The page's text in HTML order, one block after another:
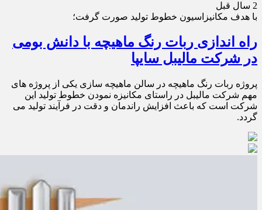
2 سال قبل
با هدف مکانیزاسیون خطوط تولید صورت گرفت؛
راه اندازی ربات رنگ ماهیچه با دانش بومی
در شرکت مالیبل سایپا
پروژه ربات رنگ ماهیچه در سالن ماهیچه سازی یکی از پروژه های
مهم شرکت مالیبل در راستای مکانیزه نمودن خطوط تولید این
شرکت است که باعث افزایش راندمان و دقت در فرآیند تولید می
گردد.